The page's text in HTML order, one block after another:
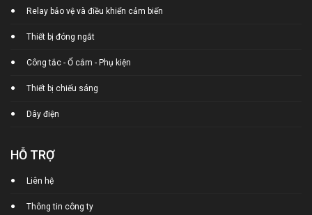
Relay bảo vệ và điều khiển cảm biến
Thiết bị đóng ngắt
Công tắc - Ổ cắm - Phụ kiện
Thiết bị chiếu sáng
Dây điện
HỖ TRỢ
Liên hệ
Thông tin công ty